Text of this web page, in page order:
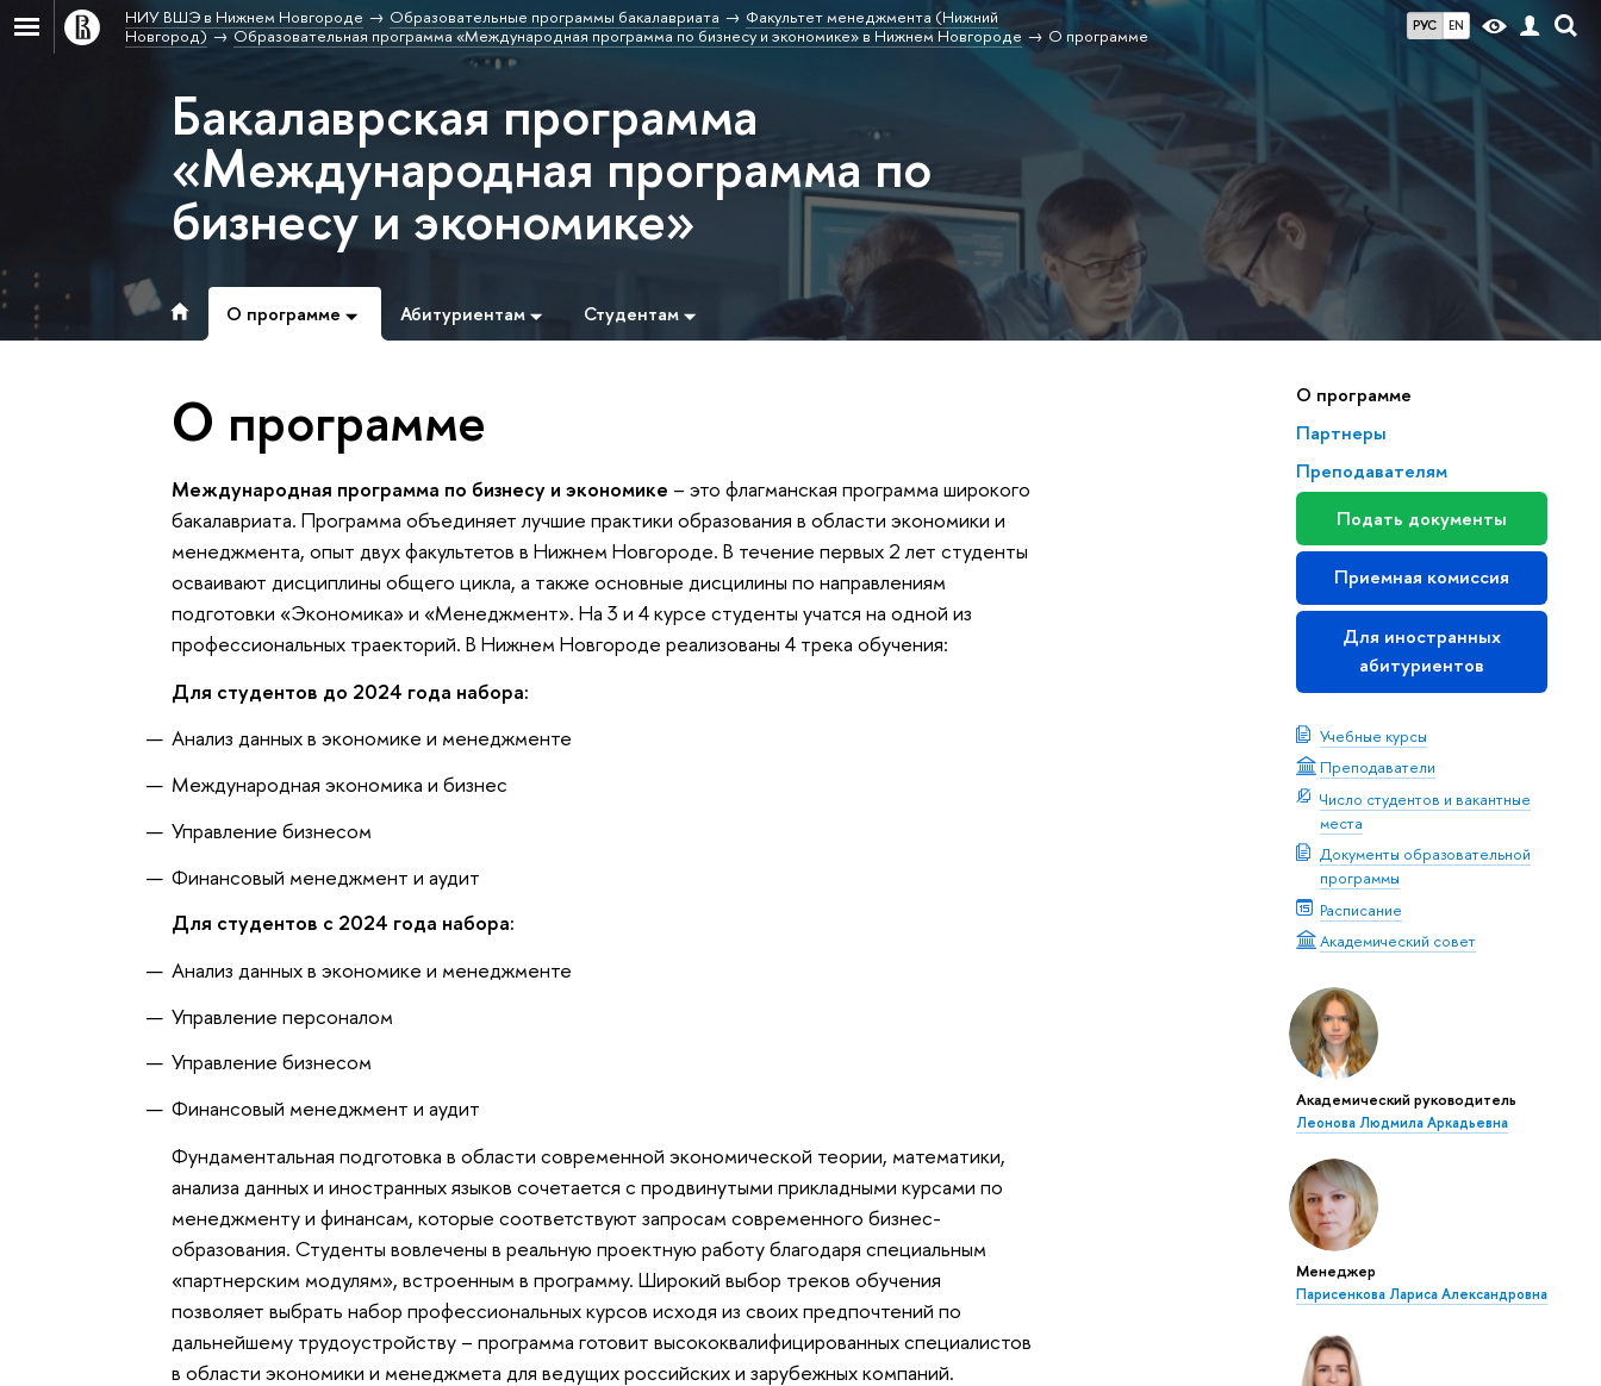
РУС EN
НИУ ВШЭ в Нижнем Новгороде Образовательные программы бакалавриата
Факультет менеджмента (Нижний
Новгород)
Образовательная программа «Международная программа по бизнесу и экономике» в Нижнем Новгороде О программе
Бакалаврская программа
«Международная программа по
бизнесу и экономике»
О программе Абитуриентам Студентам
О программе
Партнеры
Преподавателям
Подать документы
Приемная комиссия
Для иностранных
абитуриентов
Учебные курсы
Преподаватели
Число студентов и вакантные
места
Документы образовательной
программы
Расписание
Академический совет
Академический руководитель
Леонова Людмила Аркадьевна
Менеджер
Парисенкова Лариса Александровна
О программе
Международная программа по бизнесу и экономике – это флагманская программа широкого
бакалавриата. Программа объединяет лучшие практики образования в области экономики и
менеджмента, опыт двух факультетов в Нижнем Новгороде. В течение первых 2 лет студенты
осваивают дисциплины общего цикла, а также основные дисцилины по направлениям
подготовки «Экономика» и «Менеджмент». На 3 и 4 курсе студенты учатся на одной из
профессиональных траекторий. В Нижнем Новгороде реализованы 4 трека обучения:
Для студентов до 2024 года набора:
Анализ данных в экономике и менеджменте
Международная экономика и бизнес
Управление бизнесом
Финансовый менеджмент и аудит
Для студентов с 2024 года набора:
Анализ данных в экономике и менеджменте
Управление персоналом
Управление бизнесом
Финансовый менеджмент и аудит
Фундаментальная подготовка в области современной экономической теории, математики,
анализа данных и иностранных языков сочетается с продвинутыми прикладными курсами по
менеджменту и финансам, которые соответствуют запросам современного бизнес-
образования. Студенты вовлечены в реальную проектную работу благодаря специальным
«партнерским модулям», встроенным в программу. Широкий выбор треков обучения
позволяет выбрать набор профессиональных курсов исходя из своих предпочтений по
дальнейшему трудоустройству – программа готовит высококвалифицированных специалистов
в области экономики и менеджмета для ведущих российских и зарубежных компаний.